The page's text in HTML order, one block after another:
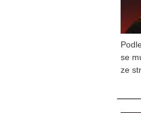
se
ze